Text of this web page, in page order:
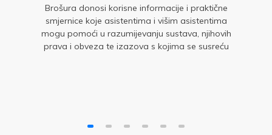
Brošura donosi korisne informacije i praktične
smjernice koje asistentima i višim asistentima
mogu pomoći u razumijevanju sustava, njihovih
prava i obveza te izazova s kojima se susreću